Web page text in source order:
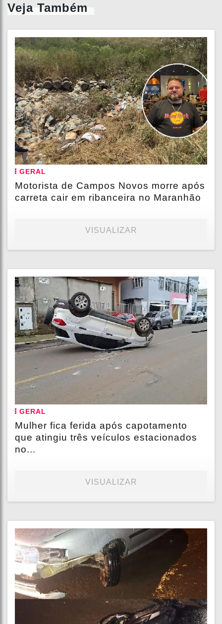
Veja Também
GERAL
Motorista de Campos Novos morre após
carreta cair em ribanceira no Maranhão
VISUALIZAR
GERAL
Mulher fica ferida após capotamento
que atingiu três veículos estacionados
no...
VISUALIZAR